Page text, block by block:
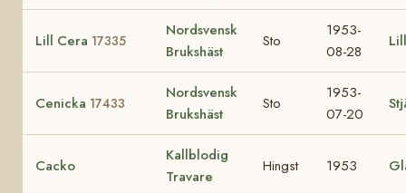
Lill Cera 17335
Nordsvensk
Brukshäst
Sto
1953-
08-28
Cenicka 17433
Nordsvensk
Brukshäst
Sto
1953-
07-20
Cacko
Kallblodig
Travare
Hingst 1953